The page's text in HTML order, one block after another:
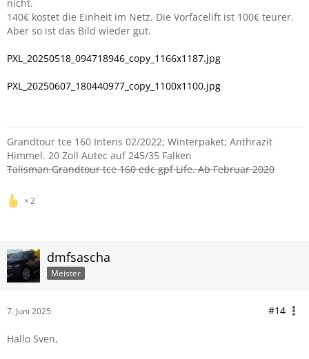
nicht.
140€ kostet die Einheit im Netz. Die Vorfacelift ist 100€ teurer.
Aber so ist das Bild wieder gut.
PXL_20250518_094718946_copy_1166x1187.jpg
PXL_20250607_180440977_copy_1100x1100.jpg
Grandtour tce 160 Intens 02/2022; Winterpaket; Anthrazit
Himmel. 20 Zoll Autec auf 245/35 Falken
Talisman Grandtour tce 160 edc gpf Life. Ab Februar 2020
2
dmfsascha
Meister
7. Juni 2025 #14
Hallo Sven,